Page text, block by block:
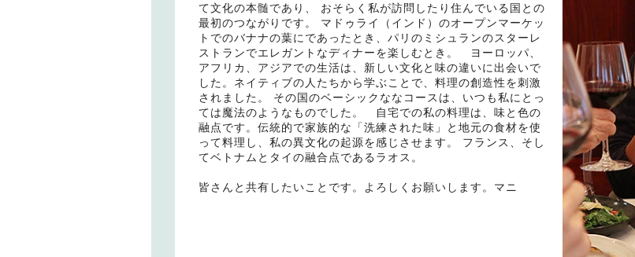
て文化の本髄であり、 おそらく私が訪問したり住んでいる国との
最初のつながりです。 マドゥライ（インド）のオープンマーケッ
トでのバナナの葉にであったとき、パリのミシュランのスターレ
ストランでエレガントなディナーを楽しむとき。 ヨーロッパ、
アフリカ、アジアでの生活は、新しい文化と味の違いに出会いで
した。ネイティブの人たちから学ぶことで、料理の創造性を刺激
されました。 その国のベーシックななコースは、いつも私にとっ
ては魔法のようなものでした。 自宅での私の料理は、味と色の
融点です。伝統的で家族的な「洗練された味」と地元の食材を使
って料理し、私の異文化の起源を感じさせます。 フランス、そし
てベトナムとタイの融合点であるラオス。
皆さんと共有したいことです。よろしくお願いします。マニ